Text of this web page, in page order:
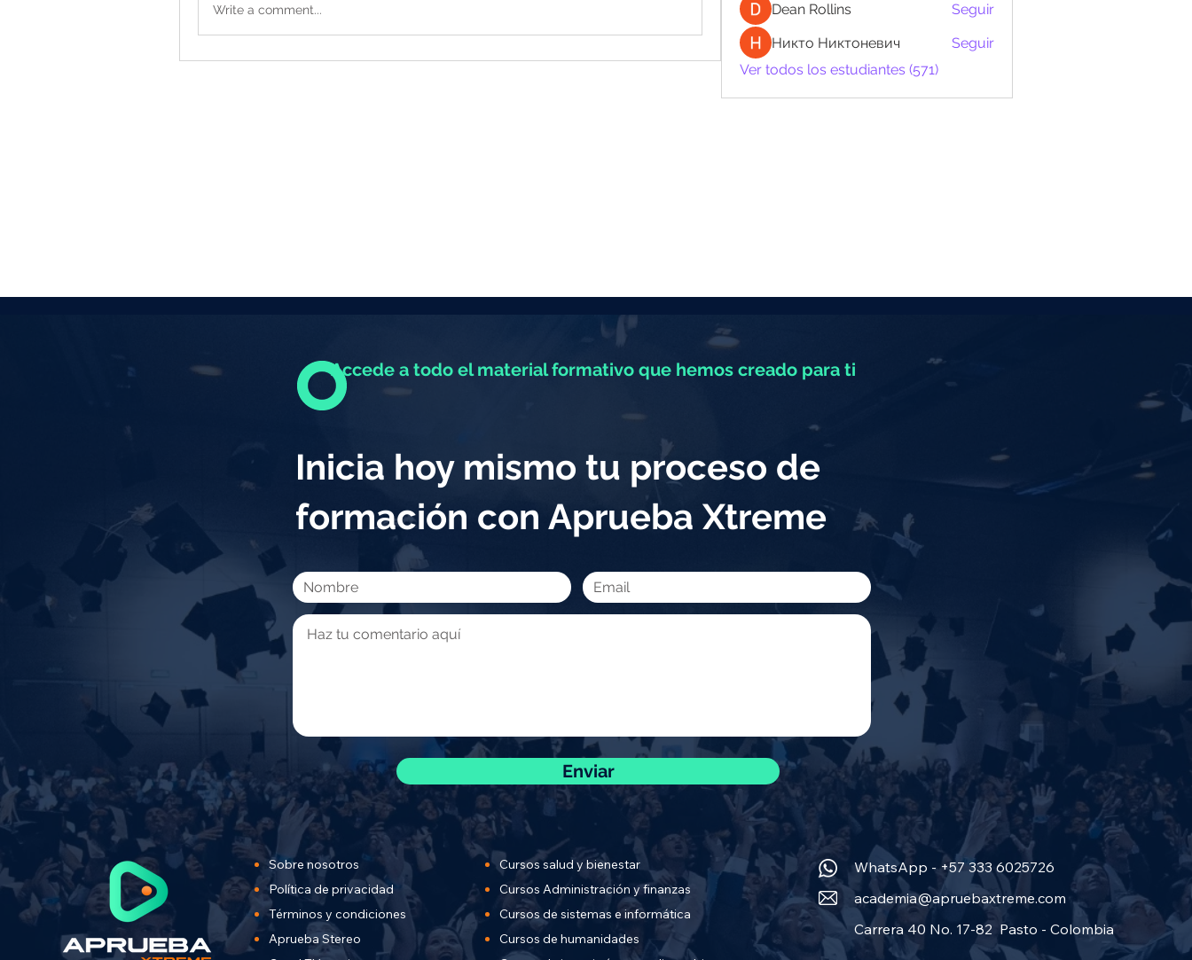
Write a comment...
Dean Rollins
Seguir
Никто Никтоневич
Seguir
Ver todos los estudiantes (571)
Accede a todo el material formativo que hemos creado para ti
Inicia hoy mismo tu proceso de
formación con Aprueba Xtreme
Enviar
Sobre nosotros
Política de privacidad
Términos y condiciones
Aprueba Stereo
Cursos salud y bienestar
Cursos Administración y finanzas
Cursos de sistemas e informática
Cursos de humanidades
WhatsApp - +57 333 6025726
academia@apruebaxtreme.com
Carrera 40 No. 17-82 Pasto - Colombia